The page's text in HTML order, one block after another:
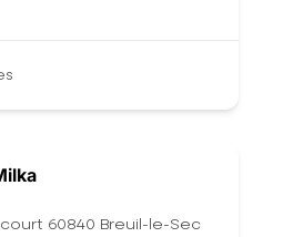
60840 Breuil-le-Sec